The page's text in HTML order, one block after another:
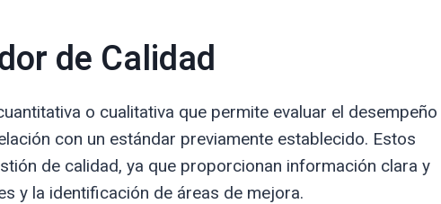
de Calidad
o cualitativa que permite evaluar el desempeño
con un estándar previamente establecido. Estos
de calidad, ya que proporcionan información clara y
y la identificación de áreas de mejora.